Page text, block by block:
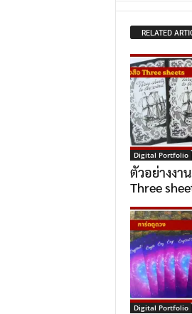
RELATED
Digital Portfolio
ตัวอย่างงา
Three
Digital Portfolio